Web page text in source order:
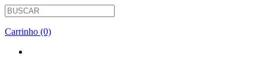
Carrinho (0)